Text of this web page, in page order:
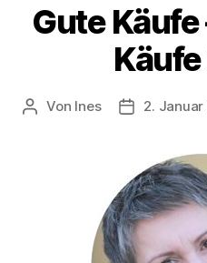
Gute
Beitragsautor
Von Ines 2. Januar